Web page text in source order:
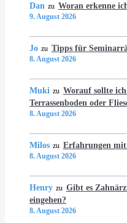
Dan zu Woran erkenne
9. August 2026
Jo zu Tipps für
8. August 2026
Muki zu Worauf sollte
Terrassenboden oder
8. August 2026
Milos zu Erfahrungen mit
8. August 2026
Henry zu Gibt es
eingehen?
8. August 2026